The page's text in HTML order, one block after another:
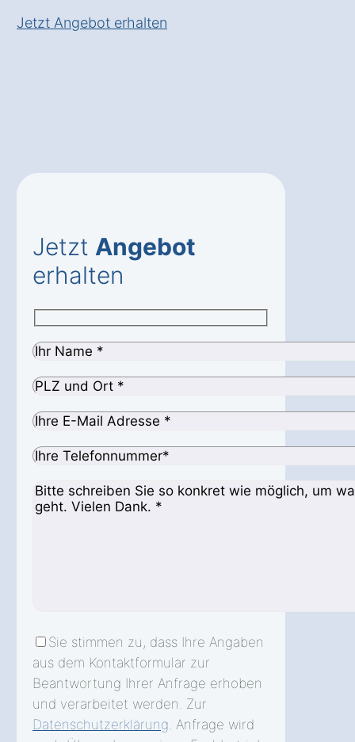
Jetzt Angebot erhalten
Jetzt Angebot
erhalten
Sie stimmen zu, dass Ihre Angaben
aus dem Kontaktformular zur
Beantwortung Ihrer Anfrage erhoben
und verarbeitet werden. Zur
Datenschutzerklärung . Anfrage wird